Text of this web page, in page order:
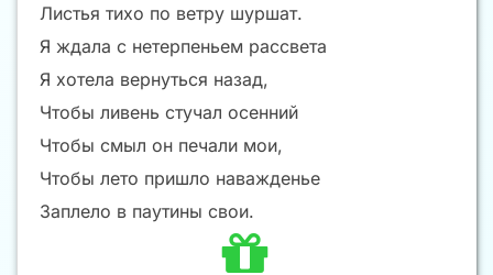
Листья тихо по ветру шуршат.
Я ждала с нетерпеньем рассвета
Я хотела вернуться назад,
Чтобы ливень стучал осенний
Чтобы смыл он печали мои,
Чтобы лето пришло наважденье
Заплело в паутины свои.